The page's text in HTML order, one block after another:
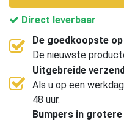
Direct leverbaar
De goedkoopste
De nieuwste
Uitgebreide
Als u op een
48 uur.
Bumpers in grotere